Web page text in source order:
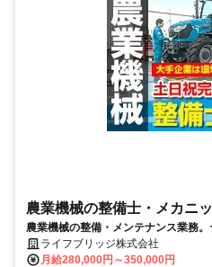
農業機械の整備士・メカニ
農業機械の整備・メンテナンス業務
ライフブリッジ株式会社
月給280,000円～350,000円